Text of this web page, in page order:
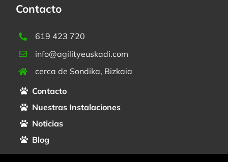
Contacto
619 423 720
info@agilityeuskadi.com
cerca de Sondika, Bizkaia
Contacto
Nuestras Instalaciones
Noticias
Blog